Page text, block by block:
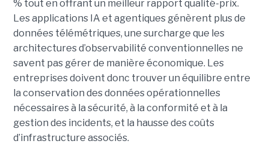
% tout en offrant un meilleur rapport qualité-prix.
Les applications IA et agentiques génèrent plus de
données télémétriques, une surcharge que les
architectures d’observabilité conventionnelles ne
savent pas gérer de manière économique. Les
entreprises doivent donc trouver un équilibre entre
la conservation des données opérationnelles
nécessaires à la sécurité, à la conformité et à la
gestion des incidents, et la hausse des coûts
d’infrastructure associés.